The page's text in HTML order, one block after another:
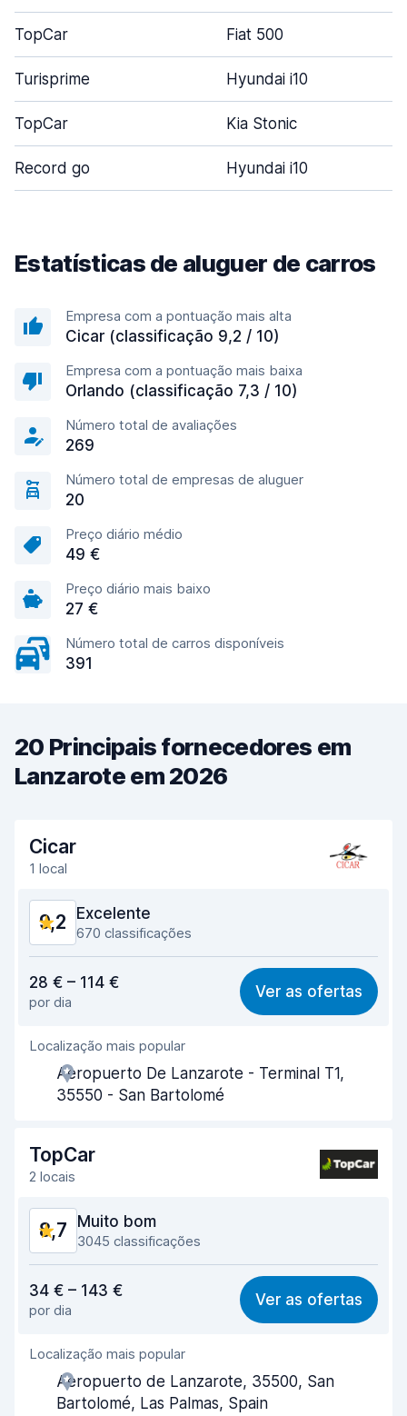
TopCar Fiat 500
Turisprime Hyundai i10
TopCar Kia Stonic
Record go Hyundai i10
Estatísticas de aluguer de carros
Empresa com a pontuação mais alta
Cicar (classificação 9,2 / 10)
Empresa com a pontuação mais baixa
Orlando (classificação 7,3 / 10)
Número total de avaliações
269
Número total de empresas de aluguer
20
Preço diário médio
49 €
Preço diário mais baixo
27 €
Número total de carros disponíveis
391
20 Principais fornecedores em
Lanzarote em 2026
Cicar
1 local
9,2 Excelente
670 classificações
9,1
Facilidade em encontrar 9,5
Eficiência dos agentes
Rapidez do levantamento
Limpeza do carro 9,1
Estado do carro
28 € – 114 €
por dia
Ver as ofertas
Localização mais popular
Aeropuerto De Lanzarote - Terminal T1,
35550 - San Bartolomé
TopCar
2 locais
8,7 Muito bom
3045 classificações
8,8
Facilidade em encontrar 9,1
Eficiência dos agentes
Rapidez do levantamento
34 € – 143 €
por dia
Ver as ofertas
Localização mais popular
Aeropuerto de Lanzarote, 35500, San
Bartolomé, Las Palmas, Spain